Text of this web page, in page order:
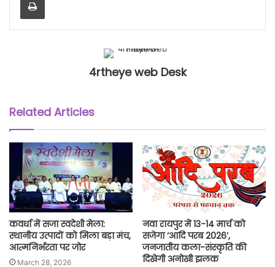
4rtheye web Desk
Related Articles
कवर्धा में सजा स्वदेशी मेला:
स्थानीय उत्पादों को मिला बड़ा मंच,
आत्मनिर्भरता पर जोर
March 28, 2026
नवा रायपुर में 13-14 मार्च को
सजेगा ‘आदि परब 2026’,
जनजातीय कला-संस्कृति की
दिखेगी अनोखी झलक